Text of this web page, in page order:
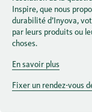
Inspire, que nous
durabilité d’Inyova,
par leurs produits ou
choses.
En savoir plus
Fixer un rendez-vous